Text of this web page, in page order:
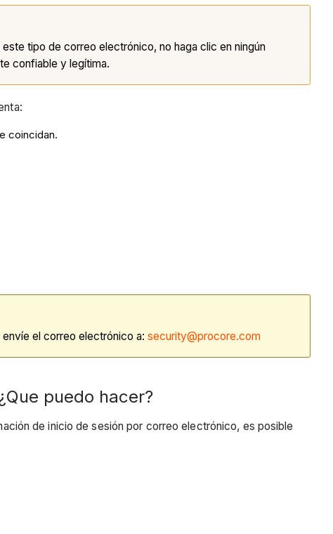
tipo de correo electrónico, no haga clic en ningún
confiable y legítima.
coincidan.
el correo electrónico a: security@procore.com
puedo hacer?
de inicio de sesión por correo electrónico, es posible